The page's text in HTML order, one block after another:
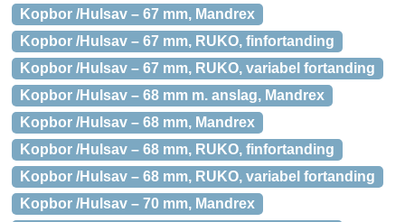
Kopbor /Hulsav – 67 mm, Mandrex
Kopbor /Hulsav – 67 mm, RUKO, finfortanding
Kopbor /Hulsav – 67 mm, RUKO, variabel fortanding
Kopbor /Hulsav – 68 mm m. anslag, Mandrex
Kopbor /Hulsav – 68 mm, Mandrex
Kopbor /Hulsav – 68 mm, RUKO, finfortanding
Kopbor /Hulsav – 68 mm, RUKO, variabel fortanding
Kopbor /Hulsav – 70 mm, Mandrex